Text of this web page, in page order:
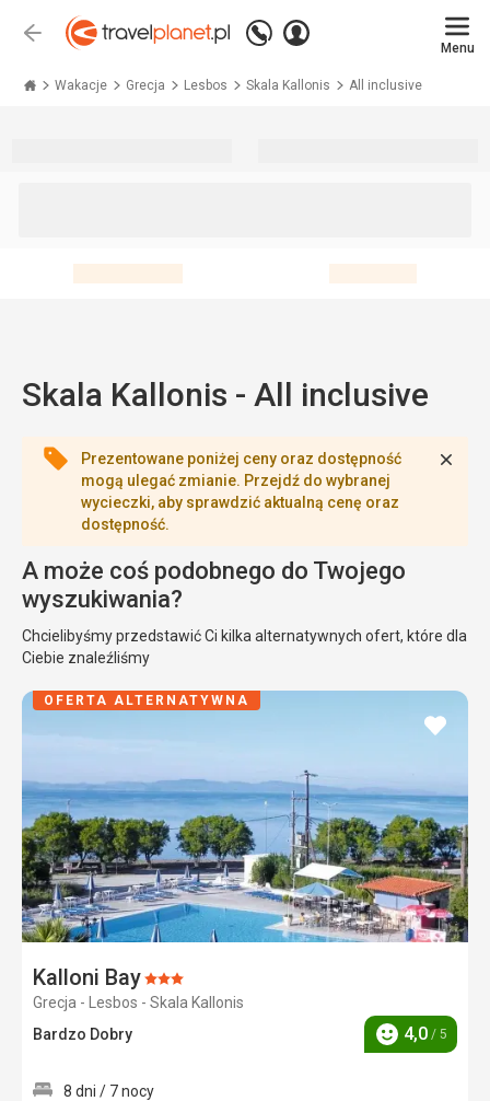
Wstecz
Zadzwoń
+48 71 771 76 55
Zaloguj
Menu
Wakacje Grecja Lesbos Skala Kallonis All inclusive
Skala Kallonis - All inclusive
Prezentowane poniżej ceny oraz dostępność
mogą ulegać zmianie. Przejdź do wybranej
wycieczki, aby sprawdzić aktualną cenę oraz
dostępność.
A może coś podobnego do Twojego
wyszukiwania?
Chcielibyśmy przedstawić Ci kilka alternatywnych ofert, które dla
Ciebie znaleźliśmy
Kalloni BayOcena:
3/5
Grecja - Lesbos - Skala Kallonis
Bardzo Dobry
Ocena
4,0 / 5
dodaj
8 dni / 7 nocy
OFERTA ALTERNATYWNA